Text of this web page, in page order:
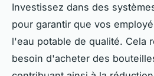
Investissez dans des
pour garantir que vos
l'eau potable de qualité. Cela
besoin d'acheter des